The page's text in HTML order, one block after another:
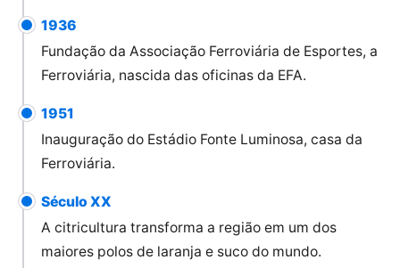
1936
Fundação da Associação Ferroviária de Esportes, a
Ferroviária, nascida das oficinas da EFA.
1951
Inauguração do Estádio Fonte Luminosa, casa da
Ferroviária.
Século XX
A citricultura transforma a região em um dos
maiores polos de laranja e suco do mundo.